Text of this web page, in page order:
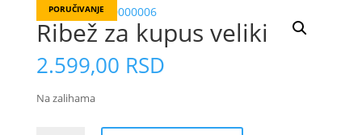
PORUČIVANJE
Ribež za kupus veliki
2.599,00 RSD
Na zalihama